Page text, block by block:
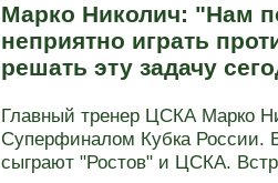
Марко Николич: "Нам
неприятно играть
решать эту задачу
Главный тренер ЦСКА Марко
Суперфиналом Кубка
сыграют "Ростов" и ЦСКА.